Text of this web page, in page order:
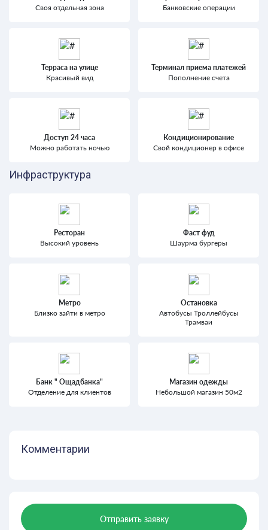
Своя отдельная зона
Банковские операции
Терраса на улице
Красивый вид
Терминал приема платежей
Пополнение счета
Доступ 24 часа
Можно работать ночью
Кондиционирование
Свой кондиционер в офисе
Инфраструктура
Ресторан
Высокий уровень
Фаст фуд
Шаурма бургеры
Метро
Близко зайти в метро
Остановка
Автобусы Троллейбусы
Трамваи
Банк " Ощадбанка"
Отделение для клиентов
Магазин одежды
Небольшой магазин 50м2
Комментарии
Отправить заявку